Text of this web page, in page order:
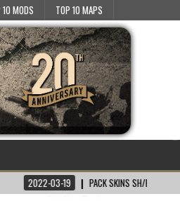
10 MODS TOP 10 MAPS
2022-03-19 PACK SKINS SH/BT POUR MOH:AA